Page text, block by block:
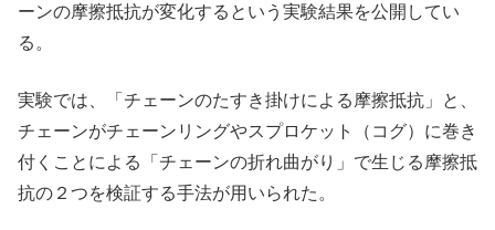
ーンの摩擦抵抗が変化するという実験結果を公開してい
る。
実験では、「チェーンのたすき掛けによる摩擦抵抗」と、
チェーンがチェーンリングやスプロケット（コグ）に巻き
付くことによる「チェーンの折れ曲がり」で生じる摩擦抵
抗の２つを検証する手法が用いられた。